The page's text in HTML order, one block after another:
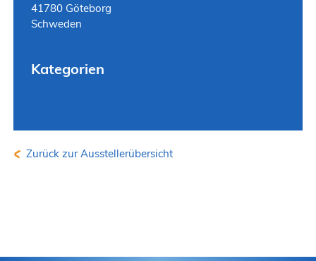
41780 Göteborg
Schweden
Kategorien
Zurück zur Ausstellerübersicht